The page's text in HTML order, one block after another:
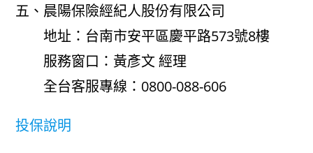
五、晨陽保險經紀人股份有限公司
地址：台南市安平區慶平路573號8樓
服務窗口：黃彥文 經理
全台客服專線：0800-088-606
投保說明